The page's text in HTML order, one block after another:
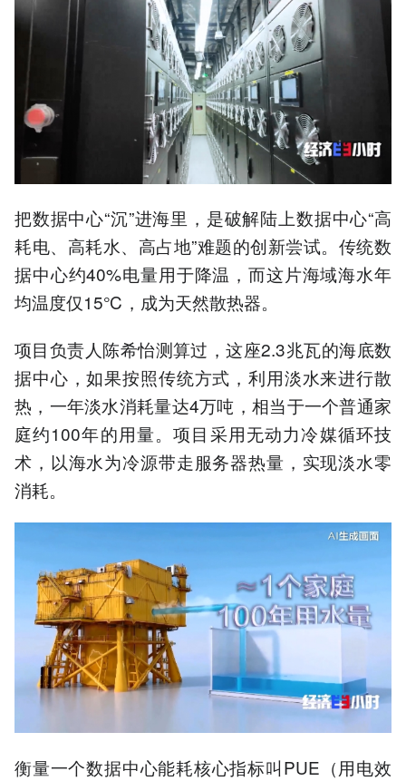
把数据中心“沉”进海里，是破解陆上数据中心“高
耗电、高耗水、高占地”难题的创新尝试。传统数
据中心约40%电量用于降温，而这片海域海水年
均温度仅15℃，成为天然散热器。
项目负责人陈希怡测算过，这座2.3兆瓦的海底数
据中心，如果按照传统方式，利用淡水来进行散
热，一年淡水消耗量达4万吨，相当于一个普通家
庭约100年的用量。项目采用无动力冷媒循环技
术，以海水为冷源带走服务器热量，实现淡水零
消耗。
衡量一个数据中心能耗核心指标叫PUE（用电效